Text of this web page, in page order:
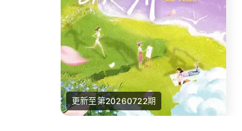
更新至第20260722期